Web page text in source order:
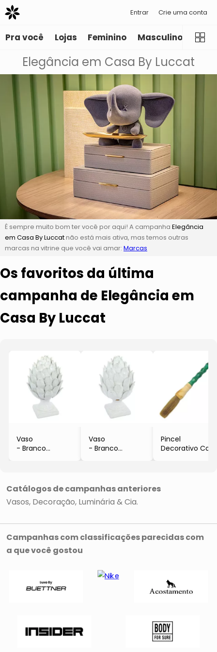
Entrar Crie uma conta
Pra você Lojas Feminino Masculino
Elegância em Casa By Luccat
É sempre muito bom ter você por aqui! A campanha Elegância
em Casa By Luccatnão está mais ativa, mas temos outras
marcas na vitrine que você vai amar: Marcas
Os favoritos da última
campanha de Elegância em
Casa By Luccat
Vaso
- Branco
Vaso
- Branco
Pincel
Decorativo Com
- 46x7x1cm
Catálogos de campanhas anteriores
Vasos Decoração Luminária & Cia
Campanhas com classificações parecidas com
a que você gostou